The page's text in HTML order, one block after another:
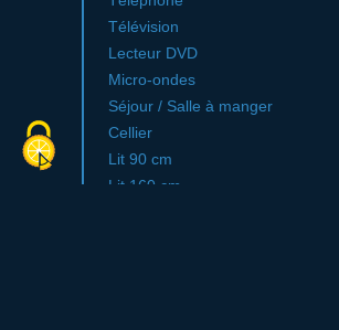
Télévision
Lecteur DVD
Micro-ondes
Séjour / Salle à manger
Cellier
Lit 90 cm
Lit 160 cm